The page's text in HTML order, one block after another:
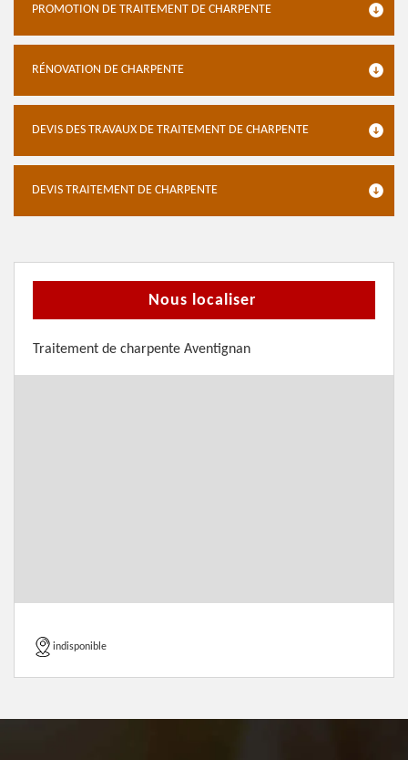
PROMOTION DE TRAITEMENT DE CHARPENTE
RÉNOVATION DE CHARPENTE
DEVIS DES TRAVAUX DE TRAITEMENT DE CHARPENTE
DEVIS TRAITEMENT DE CHARPENTE
Nous localiser
Traitement de charpente Aventignan
indisponible